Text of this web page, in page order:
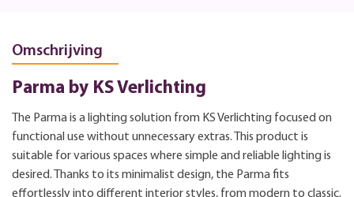
Omschrijving
Parma by KS Verlichting
The Parma is a lighting solution from KS Verlichting focused on
functional use without unnecessary extras. This product is
suitable for various spaces where simple and reliable lighting is
desired. Thanks to its minimalist design, the Parma fits
effortlessly into different interior styles, from modern to classic.